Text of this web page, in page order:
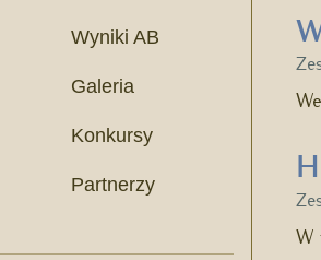
Wyniki AB
Galeria
Konkursy
Partnerzy
W